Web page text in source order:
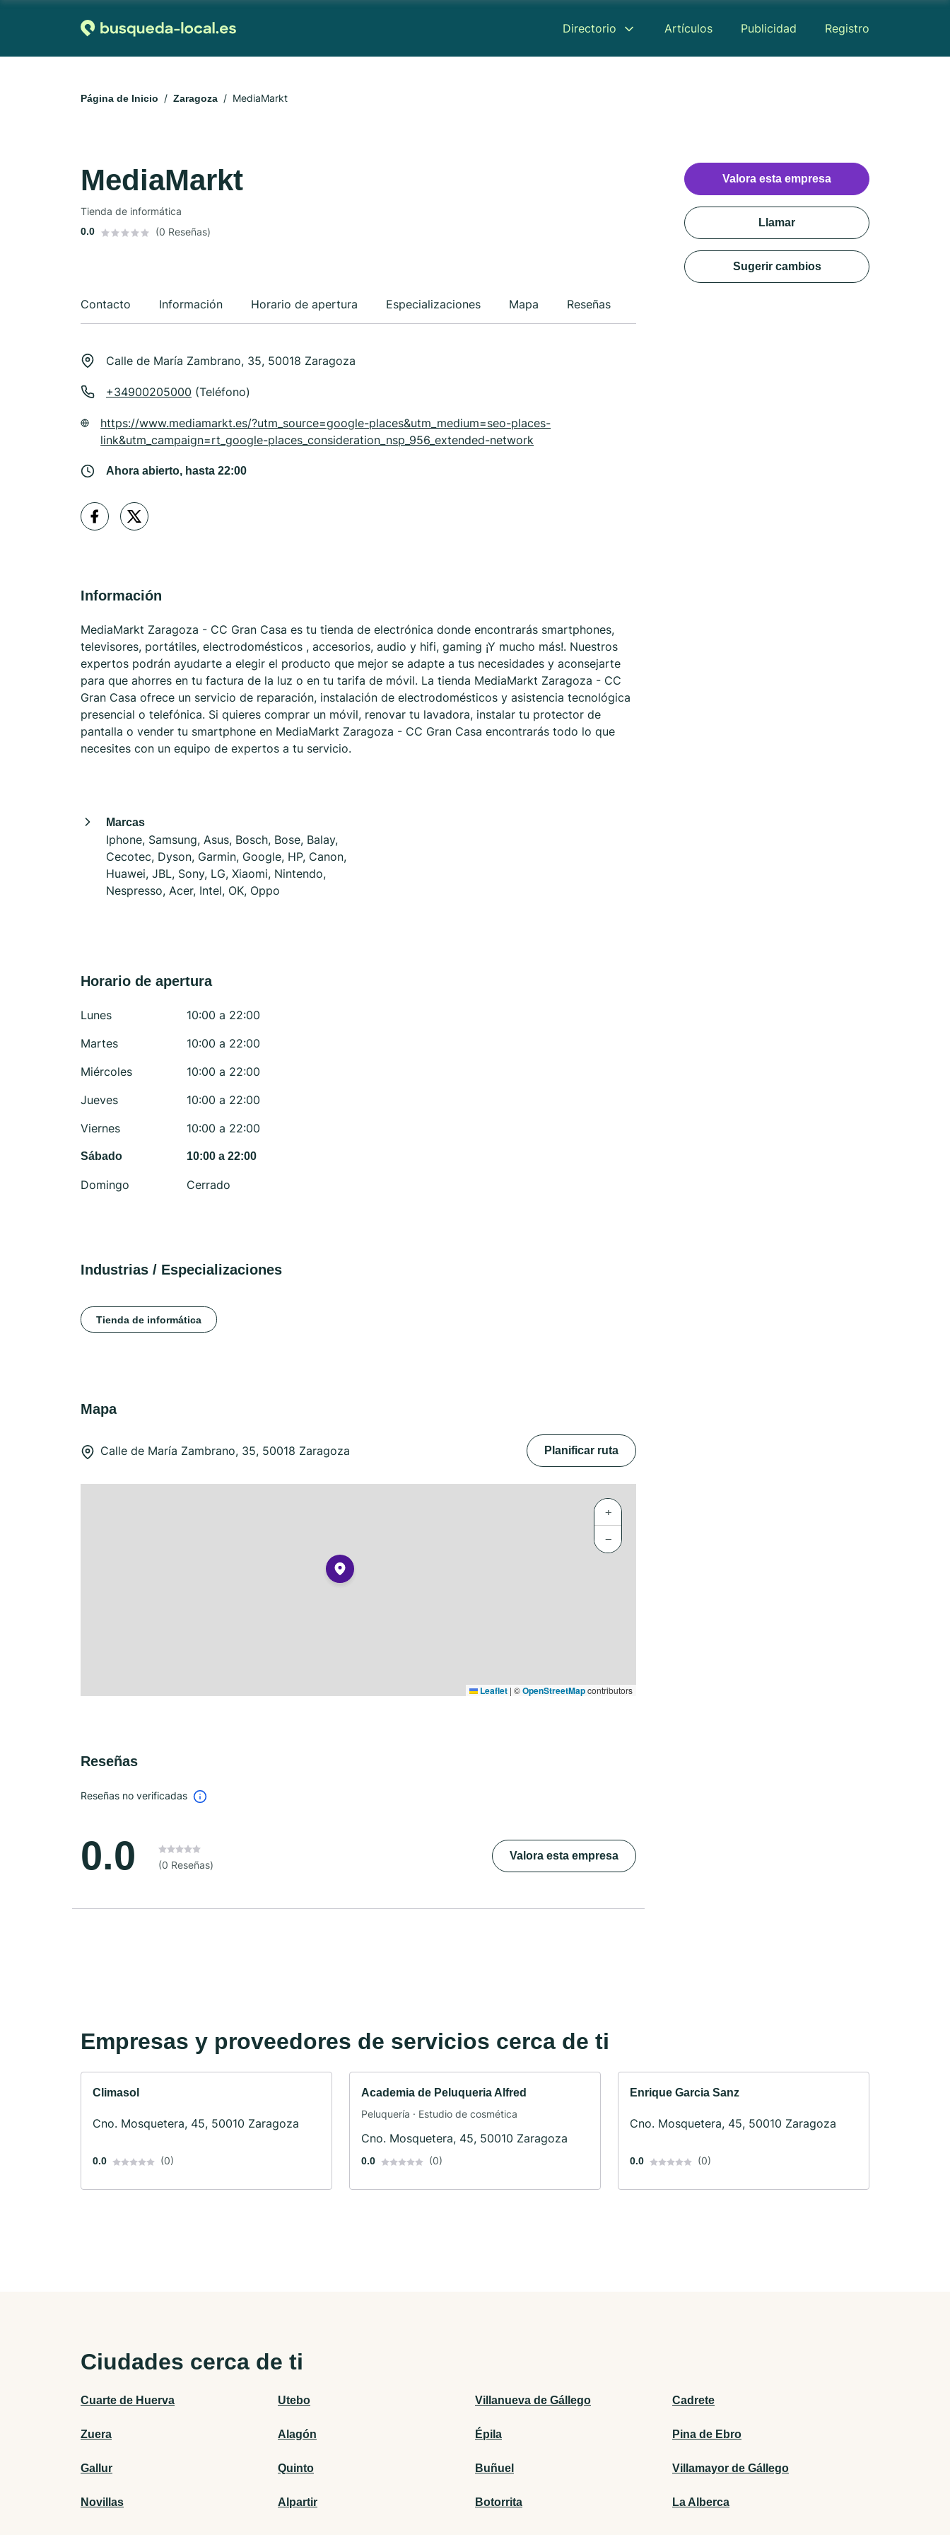
Directorio Artículos Publicidad Registro
Página de Inicio Zaragoza MediaMarkt
MediaMarkt
Tienda de informática
0.0 (0 Reseñas)
Contacto Información Horario de apertura Especializaciones Mapa Reseñas
Calle de María Zambrano, 35, 50018 Zaragoza
+34900205000 (Teléfono)
https://www.mediamarkt.es/?utm_source=google-places&utm_medium=seo-places-
link&utm_campaign=rt_google-places_consideration_nsp_956_extended-network
Ahora abierto, hasta 22:00
Información
MediaMarkt Zaragoza - CC Gran Casa es tu tienda de electrónica donde encontrarás smartphones,
televisores, portátiles, electrodomésticos , accesorios, audio y hifi, gaming ¡Y mucho más!. Nuestros
expertos podrán ayudarte a elegir el producto que mejor se adapte a tus necesidades y aconsejarte
para que ahorres en tu factura de la luz o en tu tarifa de móvil. La tienda MediaMarkt Zaragoza - CC
Gran Casa ofrece un servicio de reparación, instalación de electrodomésticos y asistencia tecnológica
presencial o telefónica. Si quieres comprar un móvil, renovar tu lavadora, instalar tu protector de
pantalla o vender tu smartphone en MediaMarkt Zaragoza - CC Gran Casa encontrarás todo lo que
necesites con un equipo de expertos a tu servicio.
Marcas
Iphone, Samsung, Asus, Bosch, Bose, Balay,
Cecotec, Dyson, Garmin, Google, HP, Canon,
Huawei, JBL, Sony, LG, Xiaomi, Nintendo,
Nespresso, Acer, Intel, OK, Oppo
Horario de apertura
Lunes
10:00 a 22:00
Martes
10:00 a 22:00
Miércoles
10:00 a 22:00
Jueves
10:00 a 22:00
Viernes
10:00 a 22:00
Sábado 10:00 a 22:00
Domingo Cerrado
Industrias / Especializaciones
Tienda de informática
Mapa
Calle de María Zambrano, 35, 50018 Zaragoza Planificar ruta
+
−
Leaflet | ©OpenStreetMapcontributors
Reseñas
Reseñas no verificadas
0.0 (0 Reseñas)
Valora esta empresa
Valora esta empresa
Llamar
Sugerir cambios
Empresas y proveedores de servicios cerca de ti
Climasol
Cno. Mosquetera, 45, 50010 Zaragoza
0.0 (0)
Academia de Peluqueria Alfred
Peluquería · Estudio de cosmética
Cno. Mosquetera, 45, 50010 Zaragoza
0.0 (0)
Enrique Garcia Sanz
Cno. Mosquetera, 45, 50010 Zaragoza
0.0 (0)
Ciudades cerca de ti
Cuarte de Huerva Utebo Villanueva de Gállego Cadrete
Zuera Alagón Épila Pina de Ebro
Gallur Quinto Buñuel Villamayor de Gállego
Novillas Alpartir Botorrita La Alberca